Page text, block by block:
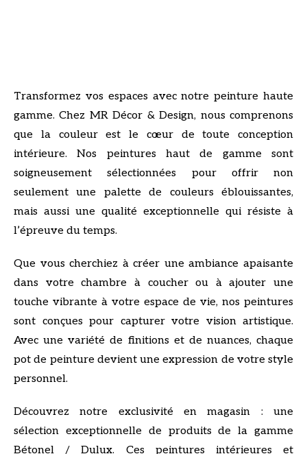
Transformez vos espaces avec notre peinture haute
gamme. Chez MR Décor & Design, nous comprenons
que la couleur est le cœur de toute conception
intérieure. Nos peintures haut de gamme sont
soigneusement sélectionnées pour offrir non
seulement une palette de couleurs éblouissantes,
mais aussi une qualité exceptionnelle qui résiste à
l’épreuve du temps.
Que vous cherchiez à créer une ambiance apaisante
dans votre chambre à coucher ou à ajouter une
touche vibrante à votre espace de vie, nos peintures
sont conçues pour capturer votre vision artistique.
Avec une variété de finitions et de nuances, chaque
pot de peinture devient une expression de votre style
personnel.
Découvrez notre exclusivité en magasin : une
sélection exceptionnelle de produits de la gamme
Bétonel / Dulux. Ces peintures intérieures et